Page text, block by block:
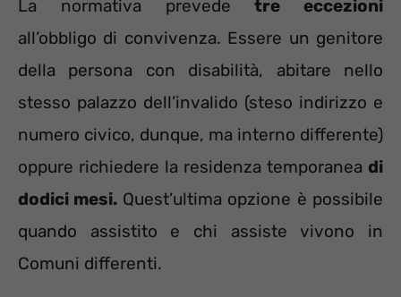
La normativa prevede tre eccezioni
all’obbligo di convivenza. Essere un genitore
della persona con disabilità, abitare nello
stesso palazzo dell’invalido (steso indirizzo e
numero civico, dunque, ma interno differente)
oppure richiedere la residenza temporanea di
dodici mesi. Quest’ultima opzione è possibile
quando assistito e chi assiste vivono in
Comuni differenti.